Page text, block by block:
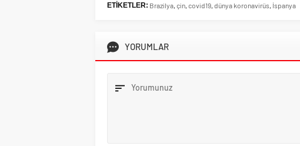
ETİKETLER: Brazilya çin covid19 dünya koronavirüs İspanya
YORUMLAR